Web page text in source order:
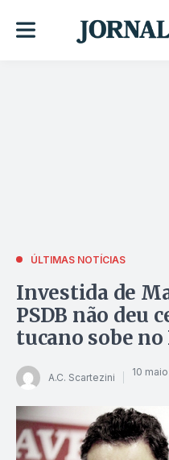
ÚLTIMAS NOTÍCIAS
Investida de
PSDB não deu
tucano sobe
A.C. Scartezini 10